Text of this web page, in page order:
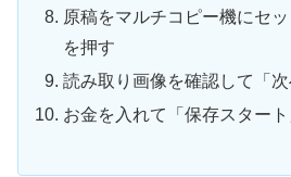
原稿をマルチコピー機にセッ
を押す
読み取り画像を確認して「
お金を入れて「保存スター